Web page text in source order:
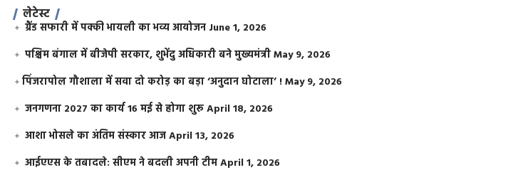
लेटेस्ट
ग्रैंड सफारी में पक्की भायली का भव्य आयोजन June 1, 2026
पश्चिम बंगाल में बीजेपी सरकार, शुभेंदु अधिकारी बने मुख्यमंत्रीMay 9, 2026
​पिंजरापोल गौशाला में सवा दो करोड़ का बड़ा ‘अनुदान घोटाला’ !May 9, 2026
जनगणना 2027 का कार्य 16 मई से होगा शुरूApril 18, 2026
आशा भोसले का अंतिम संस्कार आजApril 13, 2026
आईएएस के तबादले: सीएम ने बदली अपनी टीमApril 1, 2026